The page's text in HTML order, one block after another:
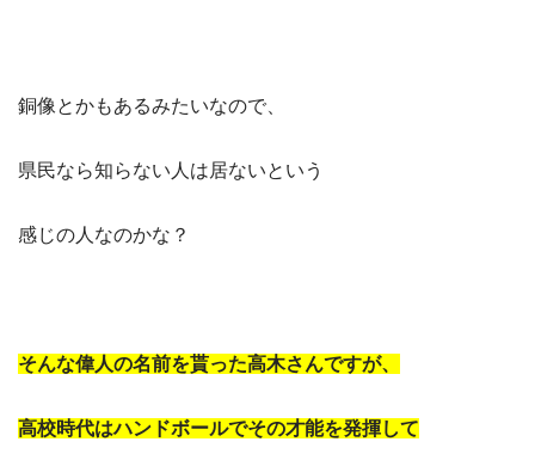
銅像とかもあるみたいなので、
県民なら知らない人は居ないという
感じの人なのかな？
そんな偉人の名前を貰った高木さんですが、
高校時代はハンドボールでその才能を発揮して